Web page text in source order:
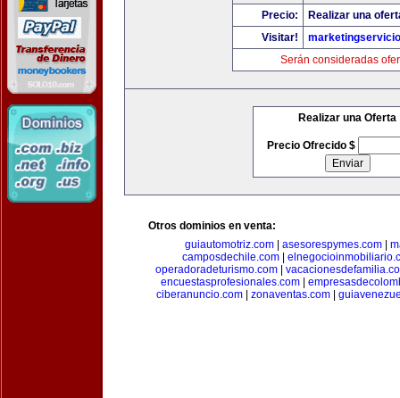
Precio:
Realizar una
Visitar!
Serán consideradas
Realizar una Oferta
Precio Ofrecido $
Otros dominios en venta:
guiautomotriz.com
asesorespymes.com
camposdechile.com
operadoradeturismo.com
encuestasprofesionales.com
ciberanuncio.com| zonaventas.com|